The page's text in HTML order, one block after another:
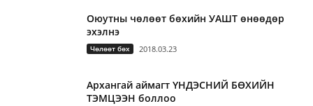
Оюутны чөлөөт бөхийн УАШТ өнөөдөр
эхэлнэ
Чөлөөт бөх 2018.03.23
Архангай аймагт ҮНДЭСНИЙ БӨХИЙН
ТЭМЦЭЭН боллоо